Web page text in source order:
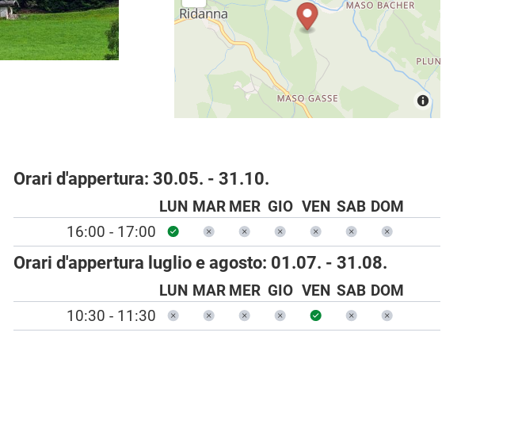
Orari d'appertura: 30.05. - 31.10.
LUN MAR MER GIO VEN SAB DOM
16:00 - 17:00
Orari d'appertura luglio e agosto: 01.07. - 31.08.
LUN MAR MER GIO VEN SAB DOM
10:30 - 11:30